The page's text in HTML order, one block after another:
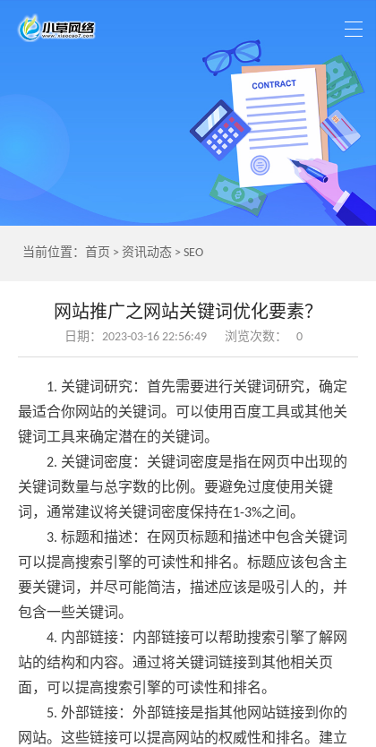
当前位置： 首页 >资讯动态 >SEO
网站推广之网站关键词优化要素？
日期：2023-03-16 22:56:49 浏览次数： 0
1. 关键词研究：首先需要进行关键词研究，确定
最适合你网站的关键词。可以使用百度工具或其他关
键词工具来确定潜在的关键词。
2. 关键词密度：关键词密度是指在网页中出现的
关键词数量与总字数的比例。要避免过度使用关键
词，通常建议将关键词密度保持在1-3%之间。
3. 标题和描述：在网页标题和描述中包含关键词
可以提高搜索引擎的可读性和排名。标题应该包含主
要关键词，并尽可能简洁，描述应该是吸引人的，并
包含一些关键词。
4. 内部链接：内部链接可以帮助搜索引擎了解网
站的结构和内容。通过将关键词链接到其他相关页
面，可以提高搜索引擎的可读性和排名。
5. 外部链接：外部链接是指其他网站链接到你的
网站。这些链接可以提高网站的权威性和排名。建立